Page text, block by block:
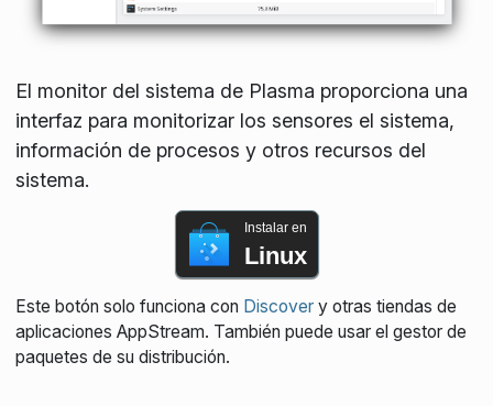
El monitor del sistema de Plasma proporciona una
interfaz para monitorizar los sensores el sistema,
información de procesos y otros recursos del
sistema.
Instalar en
Linux
Este botón solo funciona con Discovery otras tiendas de
aplicaciones AppStream. También puede usar el gestor de
paquetes de su distribución.